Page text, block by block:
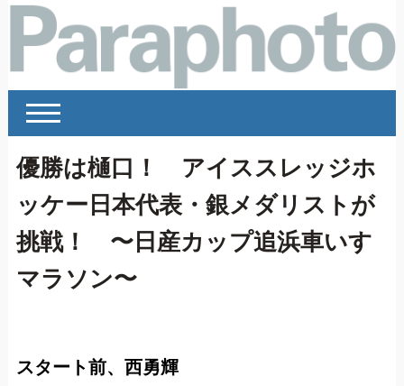
優勝は樋口！ アイススレッジホ
ッケー日本代表・銀メダリストが
挑戦！ 〜日産カップ追浜車いす
マラソン〜
スタート前、西勇輝